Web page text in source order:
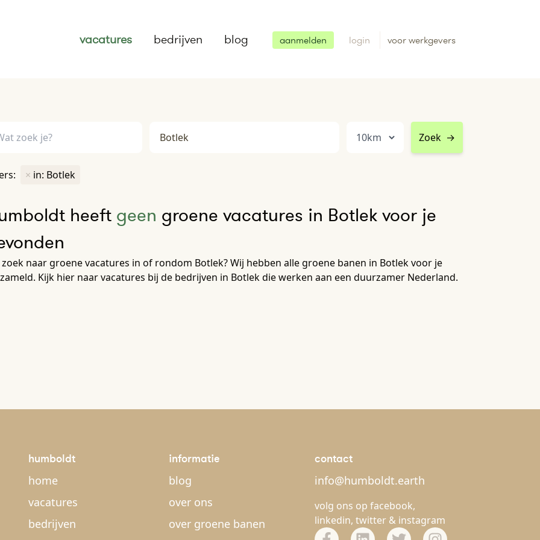
vacatures bedrijven blog aanmelden login voor werkgevers
Zoek →
× in: Botlek
heeft geen groene vacatures in Botlek voor je
naar groene vacatures in of rondom Botlek? Wij hebben alle groene banen in Botlek voor je
Kijk hier naar vacatures bij de bedrijven in Botlek die werken aan een duurzamer Nederland.
humboldt
home
vacatures
bedrijven
informatie
blog
over ons
over groene banen
contact
info@humboldt.earth
volg ons op facebook,
linkedin, twitter & instagram